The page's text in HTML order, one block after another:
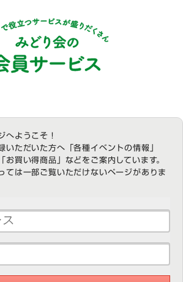
へようこそ！
いただいた方へ「各種イベントの情報」
お買い得商品」などをご案内しています。
ては一部ご覧いただけないページがありま